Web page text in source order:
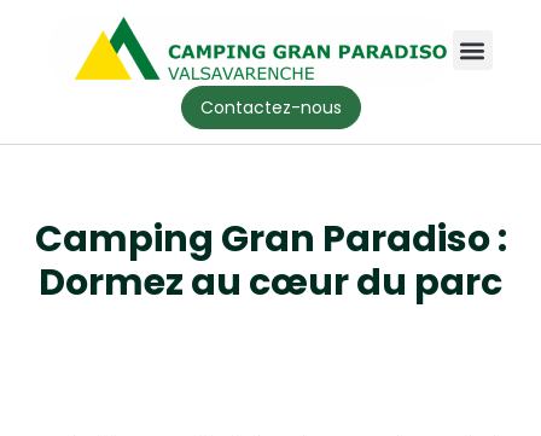
Contactez-nous
Camping Gran Paradiso :
Dormez au cœur du parc